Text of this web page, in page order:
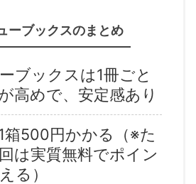
ーブックスのまとめ
ブックスは1冊ごと
高めで、安定感あり
箱500円かかる（※た
は実質無料でポイン
る）